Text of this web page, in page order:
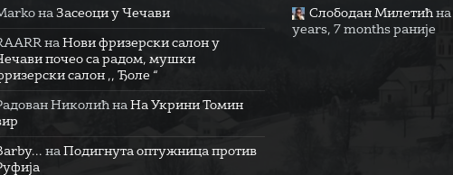
наЗасеоци у Чечави
наНови фризерски салон у
почео са радом, мушки
салон ,, Ђоле “
Николић наНа Укрини Томин
наПодигнута оптужница против
Слободан Милетић на
years, 7 months раније